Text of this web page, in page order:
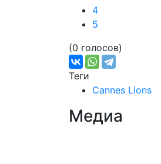
4
5
(0 голосов)
Теги
Cannes Lions
Медиа